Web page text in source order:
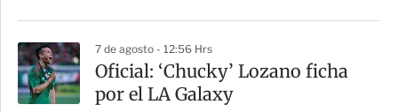
7 de agosto - 12:56 Hrs
Oficial: ‘Chucky’ Lozano ficha
por el LA Galaxy